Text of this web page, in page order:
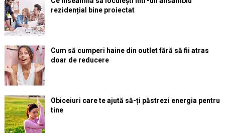
rezidențial bine proiectat
Cum să cumperi haine din outlet fără să fii atras
doar de reducere
Obiceiuri care te ajută să-ți păstrezi energia pentru
tine